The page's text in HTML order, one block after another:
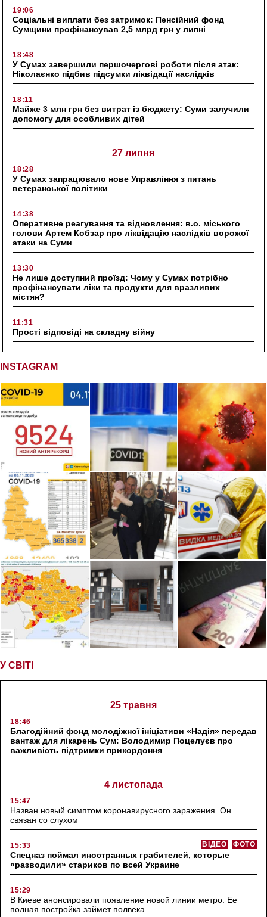
19:06
Соціальні виплати без затримок: Пенсійний фонд
Сумщини профінансував 2,5 млрд грн у липні
18:48
У Сумах завершили першочергові роботи після атак:
Ніколаєнко підбив підсумки ліквідації наслідків
18:11
Майже 3 млн грн без витрат із бюджету: Суми залучили
допомогу для особливих дітей
27 липня
18:28
У Сумах запрацювало нове Управління з питань
ветеранської політики
14:38
Оперативне реагування та відновлення: в.о. міського
голови Артем Кобзар про ліквідацію наслідків ворожої
атаки на Суми
13:30
Не лише доступний проїзд: Чому у Сумах потрібно
профінансувати ліки та продукти для вразливих
містян?
11:31
Прості відповіді на складну війну
INSTAGRAM
У СВІТІ
25 травня
18:46
Благодійний фонд молодіжної ініціативи «Надія» передав
вантаж для лікарень Сум: Володимир Поцелуєв про
важливість підтримки прикордоння
4 листопада
15:47
Назван новый симптом коронавирусного заражения. Он
связан со слухом
15:33 ФОТО
ВІДЕО
Спецназ поймал иностранных грабителей, которые
«разводили» стариков по всей Украине
15:29
В Киеве анонсировали появление новой линии метро. Ее
полная постройка займет полвека